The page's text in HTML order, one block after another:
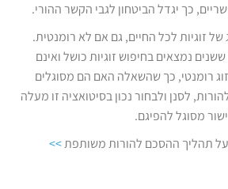
כך יגדל הביטחון לגבי הקשר ההורי.
זוגיות לכל החיים, גם אם לא רומנטית.
נמצאים בחיפוש זוגיות כושל ואינם
רומנטי, כך שהשאלה האם הם מסוגלים
לסנן ולבחור נכון בסיטואציה זו מעלה
מסוגל להפיגם.
על תהליך ההסכם להורות משותפת>>